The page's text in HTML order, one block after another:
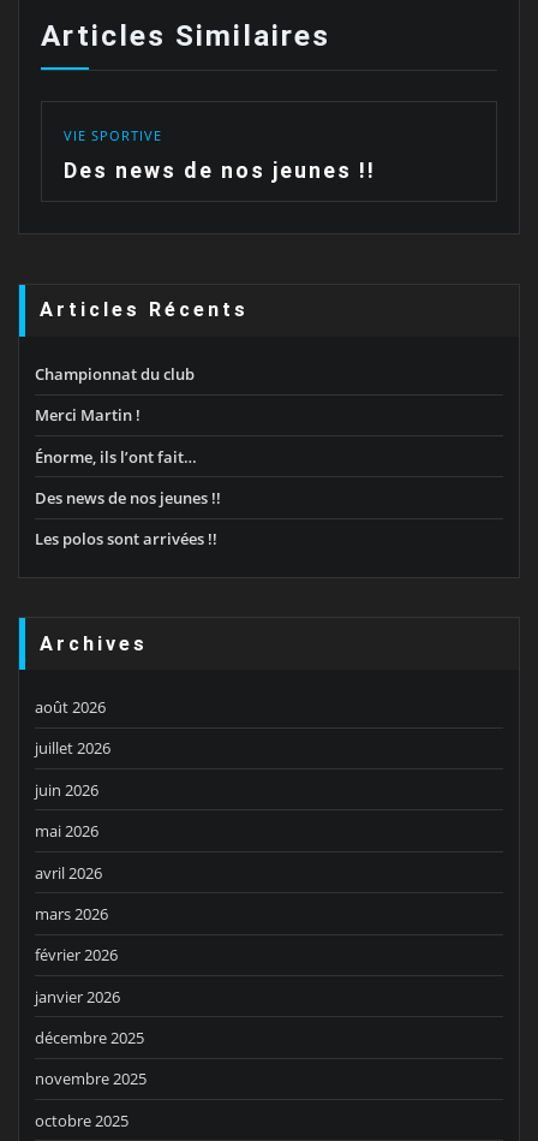
Articles Similaires
VIE SPORTIVE
Des news de nos jeunes !!
Articles Récents
Championnat du club
Merci Martin !
Énorme, ils l’ont fait…
Des news de nos jeunes !!
Les polos sont arrivées !!
Archives
août 2026
juillet 2026
juin 2026
mai 2026
avril 2026
mars 2026
février 2026
janvier 2026
décembre 2025
novembre 2025
octobre 2025